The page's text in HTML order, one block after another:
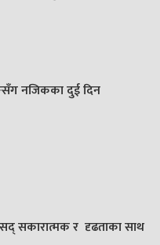
नजिकका दुई दिन
सकारात्मक र दृढताका साथ